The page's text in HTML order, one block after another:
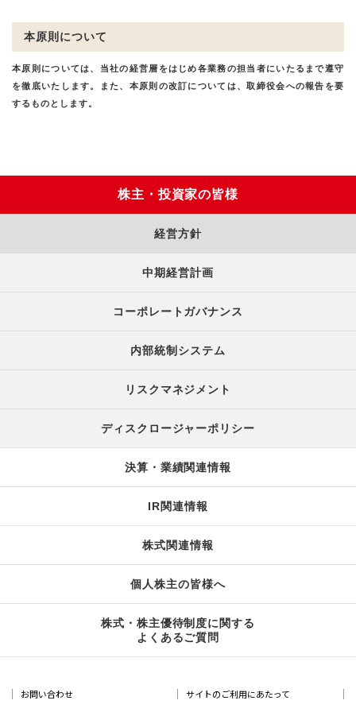
本原則について
本原則については、当社の経営層をはじめ各業務の担当者にいたるまで遵守
を徹底いたします。また、本原則の改訂については、取締役会への報告を要
するものとします。
株主・投資家の皆様
経営方針
中期経営計画
コーポレートガバナンス
内部統制システム
リスクマネジメント
ディスクロージャーポリシー
決算・業績関連情報
IR関連情報
株式関連情報
個人株主の皆様へ
株式・株主優待制度に関する
よくあるご質問
お問い合わせ サイトのご利用にあたって